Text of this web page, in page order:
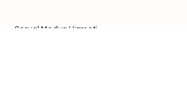
Sosyal Medya Hizmeti